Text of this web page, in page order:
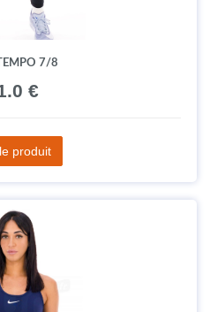
7/8
€
produit